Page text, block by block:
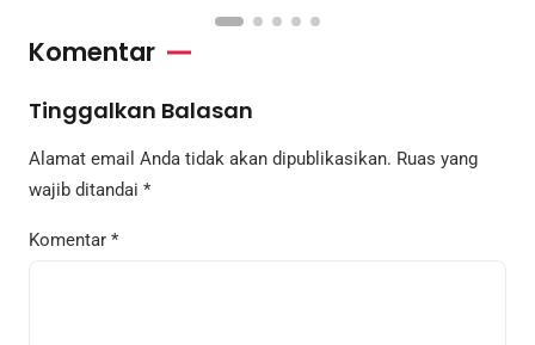
Komentar
Tinggalkan Balasan
Alamat email Anda tidak akan dipublikasikan. Ruas yang
wajib ditandai *
Komentar *